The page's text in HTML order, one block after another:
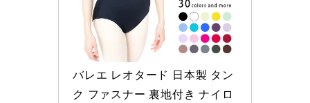
バレエ レオタード 日本製 タン
ク ファスナー 裏地付き ナイロ